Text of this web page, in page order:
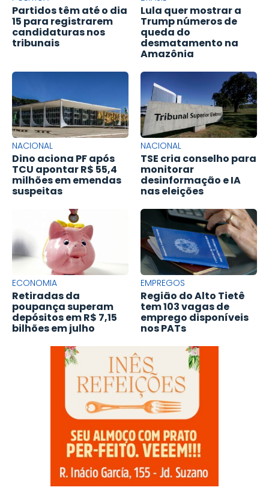
Partidos têm até o dia
15 para registrarem
candidaturas nos
tribunais
Lula quer mostrar a
Trump números de
queda do
desmatamento na
Amazônia
NACIONAL
Dino aciona PF após
TCU apontar R$ 55,4
milhões em emendas
suspeitas
NACIONAL
TSE cria conselho para
monitorar
desinformação e IA
nas eleições
ECONOMIA
Retiradas da
poupança superam
depósitos em R$ 7,15
bilhões em julho
EMPREGOS
Região do Alto Tietê
tem 103 vagas de
emprego disponíveis
nos PATs